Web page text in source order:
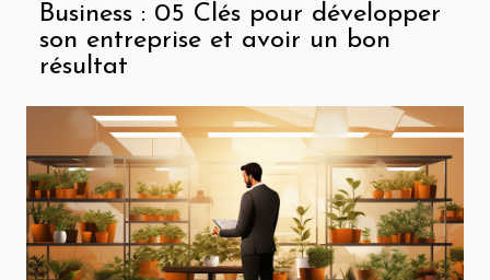
Business : 05 Clés pour développer
son entreprise et avoir un bon
résultat